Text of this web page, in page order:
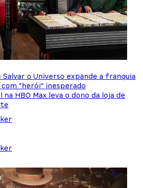
o Universo expande a franquia
“herói” inesperado
HBO Max leva o dono da loja de